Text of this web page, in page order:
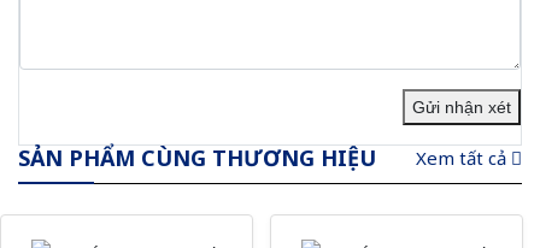
Gửi nhận xét
SẢN PHẨM CÙNG THƯƠNG HIỆU Xem tất cả